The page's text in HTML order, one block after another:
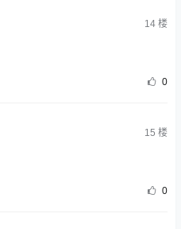
14楼
0
15 楼
0